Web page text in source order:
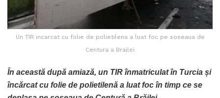
Un TIR incarcat cu folie de polietilena a luat foc pe soseaua de
Centura a Brailei
În această după amiază, un TIR înmatriculat în Turcia și
încărcat cu folie de polietilenă a luat foc în timp ce se